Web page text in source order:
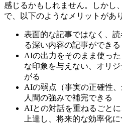
感じるかもしれません。しかし
で、以下のようなメリットがあ
表面的な記事ではなく、
る深い内容の記事ができる
AIの出力をそのまま使っ
な印象を与えない、オリ
がる
AIの弱点（事実の正確性
人間の強みで補完できる
AIとの対話を重ねるごと
上達し、将来的な効率化